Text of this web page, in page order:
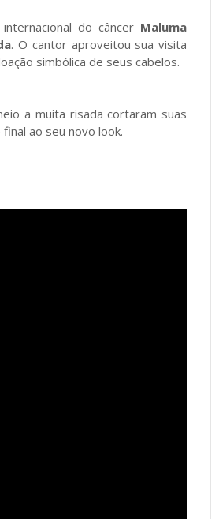
do câncer Maluma
. O cantor aproveitou sua visita
simbólica de seus cabelos.
a muita risada cortaram suas
ao seu novo look.